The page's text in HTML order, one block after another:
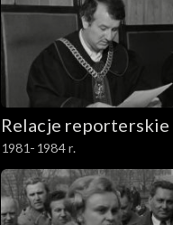
Relacje reporterskie
1981-1984 r.